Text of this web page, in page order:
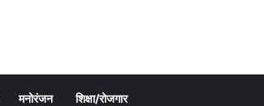
मनोरंजन शिक्षा/रोजगार